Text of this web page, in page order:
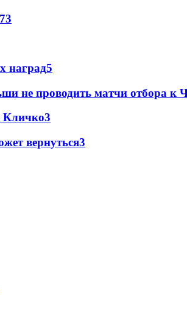
73
наград5
не проводить матчи отбора к
Кличко3
вернуться3